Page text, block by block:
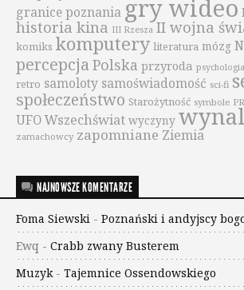
granice poznania gry wideo
historia kina III Rzesza II wojna
komiks komputery literatura mózg
percepcjaPolska przyroda psychologia
retro samoloty samoświadomość sci-fi
społeczeństwo Starożytność symbole
UFOWszechświat wyczyny
zamachowcy zapomniane Ziemia
NAJNOWSZE KOMENTARZE
Foma Siewski - Poznański i andyjscy
Ewq - Crabb zwany Busterem
Muzyk- Tajemnice Ossendowskiego